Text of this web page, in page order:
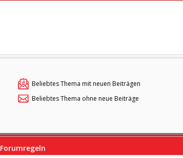
Beliebtes Thema mit neuen Beiträgen
Beliebtes Thema ohne neue Beiträge
Forumregeln